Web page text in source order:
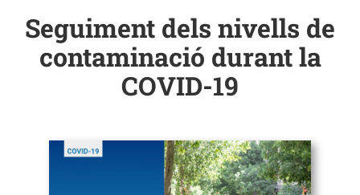
Seguiment dels nivells de
contaminació durant la
COVID-19